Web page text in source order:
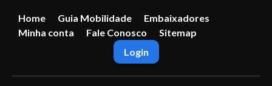
Home Guia Mobilidade
Embaixadores
Minha conta
Fale Conosco
Sitemap
Login